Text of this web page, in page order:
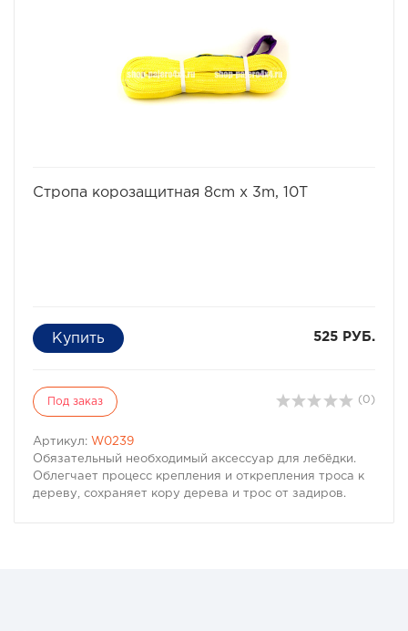
Стропа корозащитная 8cm x 3m, 10T
525 РУБ.
Под заказ (0)
Артикул: W0239
Обязательный необходимый аксессуар для лебёдки.
Облегчает процесс крепления и открепления троса к
дереву, сохраняет кору дерева и трос от задиров.